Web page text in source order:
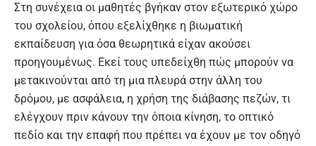
Στη συνέχεια οι μαθητές βγήκαν στον εξωτερικό χώρο
του σχολείου, όπου εξελίχθηκε η βιωματική
εκπαίδευση για όσα θεωρητικά είχαν ακούσει
προηγουμένως. Εκεί τους υπεδείχθη πώς μπορούν να
μετακινούνται από τη μια πλευρά στην άλλη του
δρόμου, με ασφάλεια, η χρήση της διάβασης πεζών, τι
ελέγχουν πριν κάνουν την όποια κίνηση, το οπτικό
πεδίο και την επαφή που πρέπει να έχουν με τον οδηγό